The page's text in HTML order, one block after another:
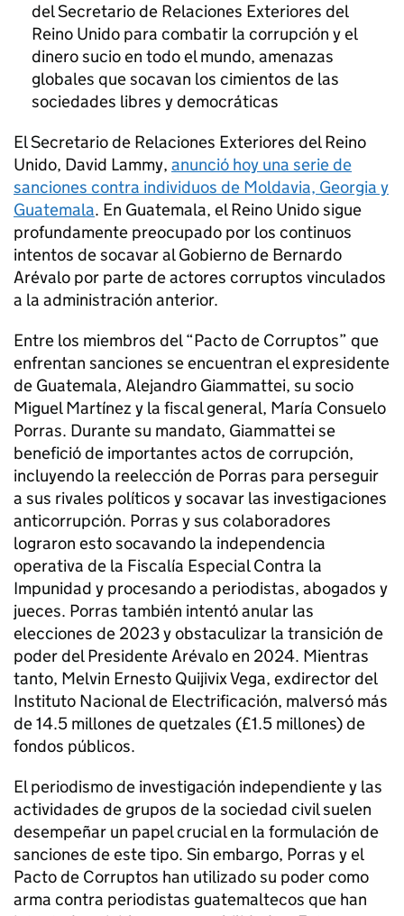
del Secretario de Relaciones Exteriores del
Reino Unido para combatir la corrupción y el
dinero sucio en todo el mundo, amenazas
globales que socavan los cimientos de las
sociedades libres y democráticas
El Secretario de Relaciones Exteriores del Reino
Unido, David Lammy, anunció hoy una serie de
sanciones contra individuos de Moldavia, Georgia y
Guatemala. En Guatemala, el Reino Unido sigue
profundamente preocupado por los continuos
intentos de socavar al Gobierno de Bernardo
Arévalo por parte de actores corruptos vinculados
a la administración anterior.
Entre los miembros del “Pacto de Corruptos” que
enfrentan sanciones se encuentran el expresidente
de Guatemala, Alejandro Giammattei, su socio
Miguel Martínez y la fiscal general, María Consuelo
Porras. Durante su mandato, Giammattei se
benefició de importantes actos de corrupción,
incluyendo la reelección de Porras para perseguir
a sus rivales políticos y socavar las investigaciones
anticorrupción. Porras y sus colaboradores
lograron esto socavando la independencia
operativa de la Fiscalía Especial Contra la
Impunidad y procesando a periodistas, abogados y
jueces. Porras también intentó anular las
elecciones de 2023 y obstaculizar la transición de
poder del Presidente Arévalo en 2024. Mientras
tanto, Melvin Ernesto Quijivix Vega, exdirector del
Instituto Nacional de Electrificación, malversó más
de 14.5 millones de quetzales (£1.5 millones) de
fondos públicos.
El periodismo de investigación independiente y las
actividades de grupos de la sociedad civil suelen
desempeñar un papel crucial en la formulación de
sanciones de este tipo. Sin embargo, Porras y el
Pacto de Corruptos han utilizado su poder como
arma contra periodistas guatemaltecos que han